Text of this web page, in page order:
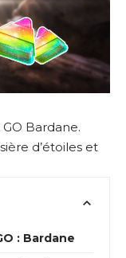
Bardane.
d’étoiles et
: Bardane